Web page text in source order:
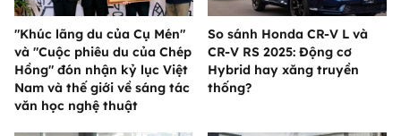
"Khúc lãng du của Cụ Mén"
và "Cuộc phiêu du của Chép
Hồng" đón nhận kỷ lục Việt
Nam và thế giới về sáng tác
văn học nghệ thuật
So sánh Honda CR-V L và
CR-V RS 2025: Động cơ
Hybrid hay xăng truyền
thống?